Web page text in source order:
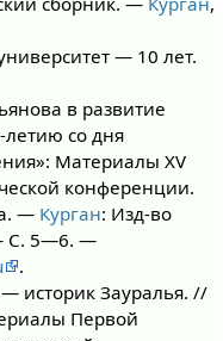
— 10 лет.
в развитие
летию со дня
Материалы XV
конференции.
— Курган: Изд-во
С. 5—6. —
.
историк Зауралья. //
Первой